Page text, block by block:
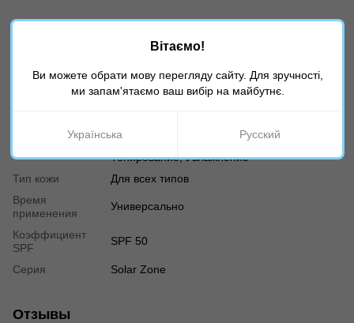
производителя
Израиль
Регенерация, Солнцезащитный,
Тонирование, Увлажнение
Тип кожи
Для всех типов
Время
применения
Универсально
Коэффициент
SPF
SPF 50
Cерия Solar Zone
Отзывы
Вітаємо!
Ви можете обрати мову перегляду сайту. Для зручності,
ми запам'ятаємо ваш вибір на майбутнє.
Українська Русский